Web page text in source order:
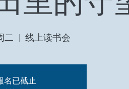
二
  |
线上读书会
名已截止